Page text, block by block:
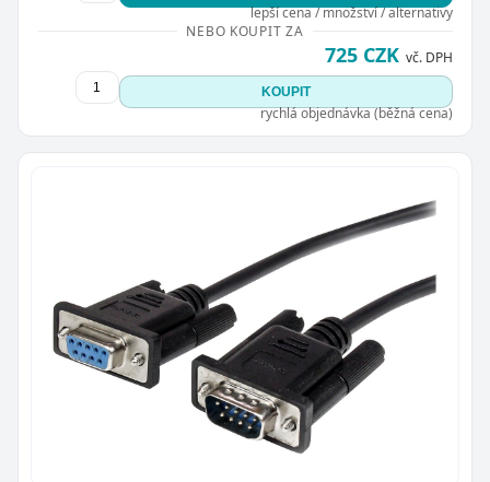
lepší cena / množství / alternativy
NEBO KOUPIT ZA
725 CZK vč. DPH
KOUPIT
rychlá objednávka (běžná cena)